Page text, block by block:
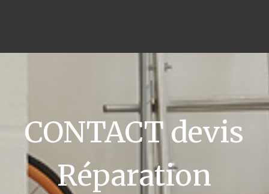
CONTACT devis
Réparation